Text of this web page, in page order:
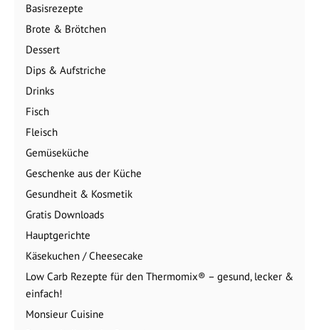
Basisrezepte
Brote & Brötchen
Dessert
Dips & Aufstriche
Drinks
Fisch
Fleisch
Gemüseküche
Geschenke aus der Küche
Gesundheit & Kosmetik
Gratis Downloads
Hauptgerichte
Käsekuchen / Cheesecake
Low Carb Rezepte für den Thermomix® – gesund, lecker &
einfach!
Monsieur Cuisine